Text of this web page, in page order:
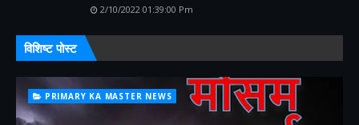
2/10/2022 01:39:00 Pm
विशिष्ट पोस्ट
PRIMARY KA MASTER NEWS